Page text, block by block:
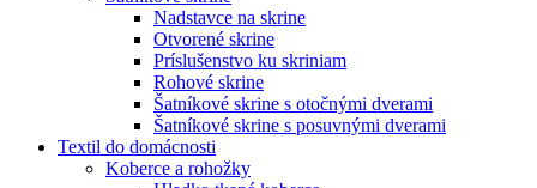
Nadstavce na skrine
Otvorené skrine
Príslušenstvo ku skriniam
Rohové skrine
Šatníkové skrine s otočnými dverami
Šatníkové skrine s posuvnými dverami
Textil do domácnosti
Koberce a rohožky